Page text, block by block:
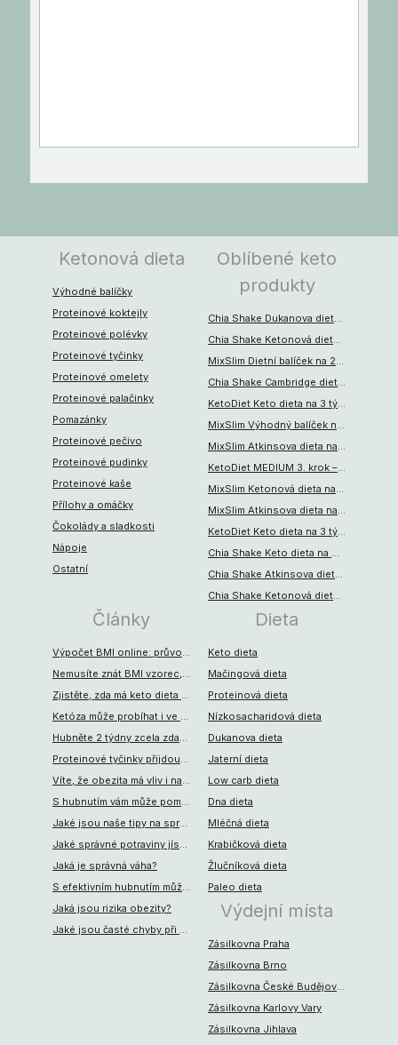
Ketonová dieta
Výhodné balíčky
Proteinové koktejly
Proteinové polévky
Proteinové tyčinky
Proteinové omelety
Proteinové palačinky
Pomazánky
Proteinové pečivo
Proteinové pudinky
Proteinové kaše
Přílohy a omáčky
Čokolády a sladkosti
Nápoje
Ostatní
Oblíbené keto
produkty
Chia Shake Dukanova dieta na 8 týdnů (280 jídel)
Chia Shake Ketonová dieta na 4 týdny (140 jídel)
MixSlim Dietní balíček na 2 týdny (70 porcí)
Chia Shake Cambridge dieta na 2 týdny (70 jídel)
KetoDiet Keto dieta na 3 týdny – MEDIUM 1. krok
MixSlim Výhodný balíček na 2 týdny (65 porcí)
MixSlim Atkinsova dieta na 4 týdny (150 porcí)
KetoDiet MEDIUM 3. krok – aktivní životní styl
MixSlim Ketonová dieta na 1 týden (35 porcí)
MixSlim Atkinsova dieta na 8 týdnů (290 porcí)
KetoDiet Keto dieta na 3 týdny – MEDIUM 2. krok
Chia Shake Keto dieta na 8 týdnů (280 jídel)
Chia Shake Atkinsova dieta na 8 týdnů (280 jídel)
Chia Shake Ketonová dieta na 1 týden (35 jídel)
Články
Výpočet BMI online: průvodce pro trenéry, sportovce a všechny, kdo dbají o zdraví
Nemusíte znát BMI vzorec, abyste si spočítali, jak je na tom vaše váha
Zjistěte, zda má keto dieta rizika, a pokud ano, jaká to jsou
Ketóza může probíhat i ve vašem těle. Poradíme, co musíte jíst
Hubněte 2 týdny zcela zdarma. S jídlem na každý den od KetoMixu
Proteinové tyčinky přijdou vhod při dietě, i při sportu
Víte, že obezita má vliv i na vaši psychickou stránku? Jaké to jsou
S hubnutím vám může pomoci také odborník. Jak?
Jaké jsou naše tipy na správné hubnutí?
Jaké správné potraviny jíst při hubnutí?
Jaká je správná váha?
S efektivním hubnutím může pomoci spalovač tuků
Jaká jsou rizika obezity?
Jaké jsou časté chyby při hubnutí?
Dieta
Keto dieta
Mačingová dieta
Proteinová dieta
Nízkosacharidová dieta
Dukanova dieta
Jaterní dieta
Low carb dieta
Dna dieta
Mléčná dieta
Krabičková dieta
Žlučníková dieta
Paleo dieta
Výdejní místa
Zásilkovna Praha
Zásilkovna Brno
Zásilkovna České Budějovice
Zásilkovna Karlovy Vary
Zásilkovna Jihlava